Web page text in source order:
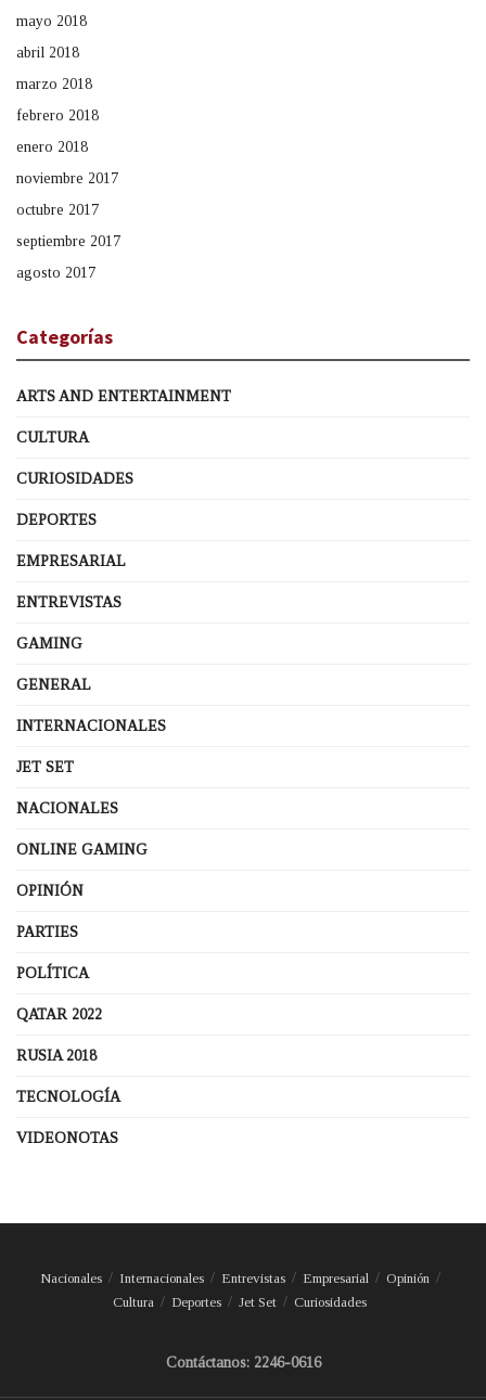
mayo 2018
abril 2018
marzo 2018
febrero 2018
enero 2018
noviembre 2017
octubre 2017
septiembre 2017
agosto 2017
Categorías
ARTS AND ENTERTAINMENT
CULTURA
CURIOSIDADES
DEPORTES
EMPRESARIAL
ENTREVISTAS
GAMING
GENERAL
INTERNACIONALES
JET SET
NACIONALES
ONLINE GAMING
OPINIÓN
PARTIES
POLÍTICA
QATAR 2022
RUSIA 2018
TECNOLOGÍA
VIDEONOTAS
Nacionales Internacionales Entrevistas Empresarial
Opinión
Cultura
Deportes Jet Set Curiosidades
Contáctanos: 2246-0616